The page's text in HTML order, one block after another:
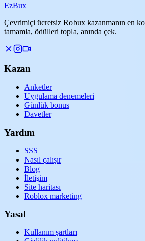
EzBux
Çevrimiçi ücretsiz Robux kazanmanın en
tamamla, ödülleri topla, anında çek.
Kazan
Anketler
Uygulama denemeleri
Günlük bonus
Davetler
Yardım
SSS
Nasıl çalışır
Blog
İletişim
Site haritası
Roblox marketing
Yasal
Kullanım şartları